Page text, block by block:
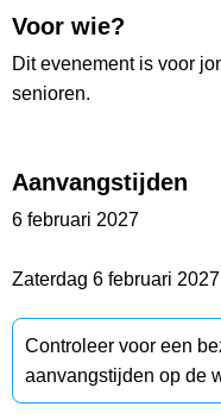
Voor wie?
Dit evenement is voor
senioren.
Aanvangstijden
6 februari 2027
Zaterdag 6 februari
Controleer voor een
aanvangstijden op de